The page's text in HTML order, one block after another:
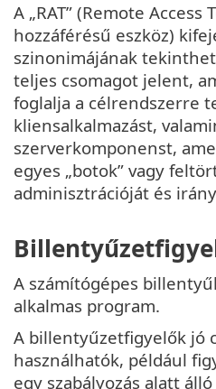
A „RAT” (Remote Access
hozzáférésű eszköz)
szinonimájának
teljes csomagot jelent,
foglalja a célrendszerre
kliensalkalmazást,
szerverkomponenst,
egyes „botok” vagy
adminisztrációját és
A számítógépes
alkalmas program.
A billentyűzetfigyelők jó
használhatók, például
egy szabályozás alatt